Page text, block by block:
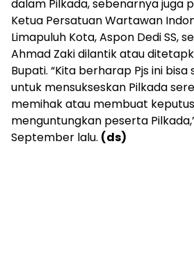
dalam Pilkada, sebenarnya juga
Ketua Persatuan Wartawan
Limapuluh Kota, Aspon Dedi SS,
Ahmad Zaki dilantik atau
Bupati. “Kita berharap Pjs ini
untuk mensukseskan Pilkada
memihak atau membuat
menguntungkan peserta
September lalu. (ds)